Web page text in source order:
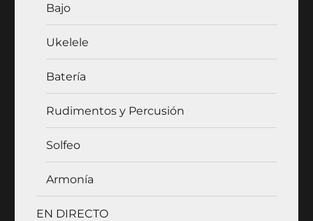
Bajo
Ukelele
Batería
Rudimentos y Percusión
Solfeo
Armonía
EN DIRECTO